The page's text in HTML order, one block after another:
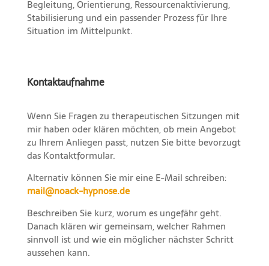
Begleitung, Orientierung, Ressourcenaktivierung,
Stabilisierung und ein passender Prozess für Ihre
Situation im Mittelpunkt.
Kontaktaufnahme
Wenn Sie Fragen zu therapeutischen Sitzungen mit
mir haben oder klären möchten, ob mein Angebot
zu Ihrem Anliegen passt, nutzen Sie bitte bevorzugt
das Kontaktformular.
Alternativ können Sie mir eine E-Mail schreiben:
mail@noack-hypnose.de
Beschreiben Sie kurz, worum es ungefähr geht.
Danach klären wir gemeinsam, welcher Rahmen
sinnvoll ist und wie ein möglicher nächster Schritt
aussehen kann.